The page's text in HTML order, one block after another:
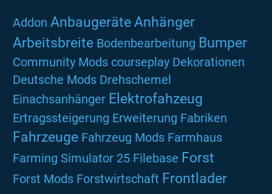
Addon AnbaugeräteAnhänger
Arbeitsbreite Bodenbearbeitung Bumper
Community Mods courseplay Dekorationen
Deutsche Mods Drehschemel
Einachsanhänger Elektrofahzeug
Ertragssteigerung Erweiterung Fabriken
Fahrzeuge Fahrzeug Mods Farmhaus
Farming Simulator 25 Filebase Forst
Forst Mods Forstwirtschaft Frontlader